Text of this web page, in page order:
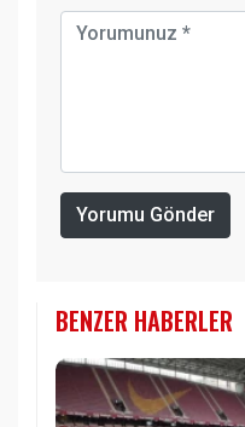
Yorumu Gönder
BENZER HABERLER